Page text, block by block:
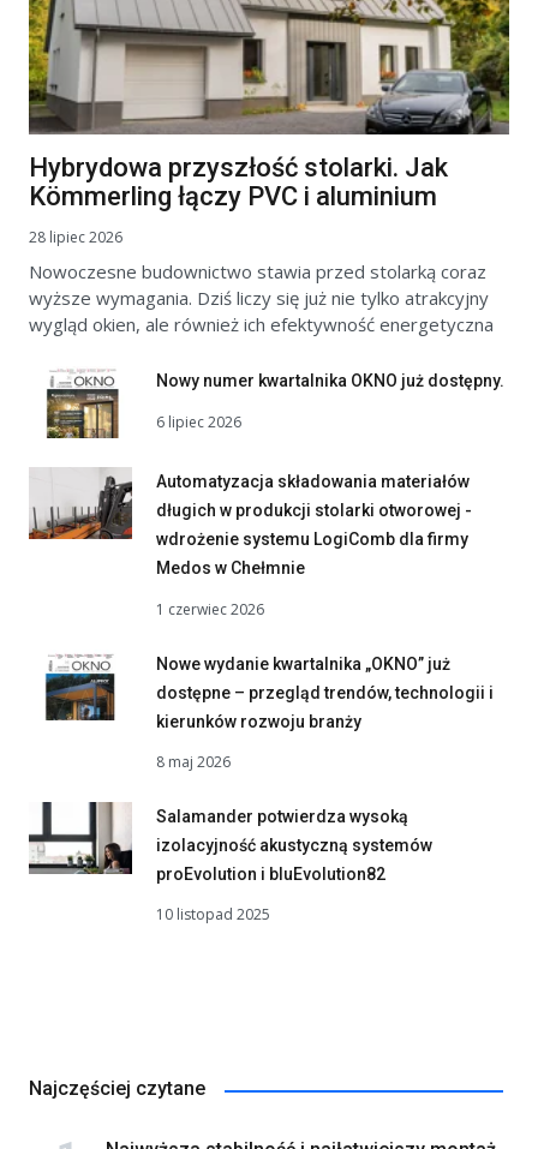
Hybrydowa przyszłość stolarki. Jak
Kömmerling łączy PVC i aluminium
28 lipiec 2026
Nowoczesne budownictwo stawia przed stolarką coraz
wyższe wymagania. Dziś liczy się już nie tylko atrakcyjny
wygląd okien, ale również ich efektywność energetyczna
Nowy numer kwartalnika OKNO już dostępny.
6 lipiec 2026
Automatyzacja składowania materiałów
długich w produkcji stolarki otworowej -
wdrożenie systemu LogiComb dla firmy
Medos w Chełmnie
1 czerwiec 2026
Nowe wydanie kwartalnika „OKNO” już
dostępne – przegląd trendów, technologii i
kierunków rozwoju branży
8 maj 2026
Salamander potwierdza wysoką
izolacyjność akustyczną systemów
proEvolution i bluEvolution82
10 listopad 2025
Najczęściej czytane